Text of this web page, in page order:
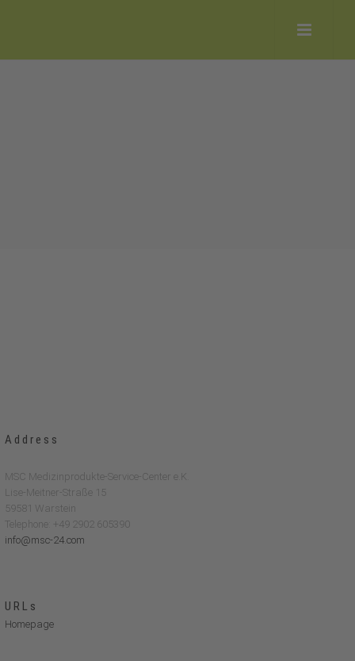
Address
MSC Medizinprodukte-Service-Center e.K.
Lise-Meitner-Straße 15
59581 Warstein
Telephone: +49 2902 605390
info@msc-24.com
URLs
Homepage